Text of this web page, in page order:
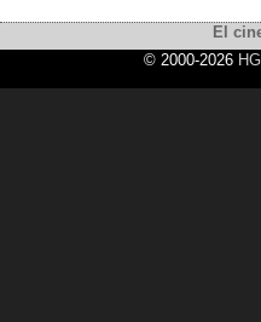
El
© 2000-2026